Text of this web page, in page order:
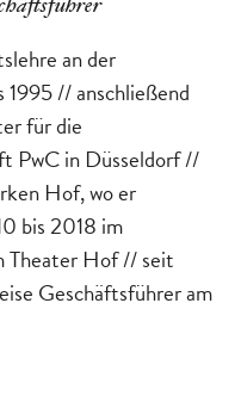
an der
// anschließend
für die
PwC in Düsseldorf //
Hof, wo er
bis 2018 im
Theater Hof // seit
Geschäftsführer am